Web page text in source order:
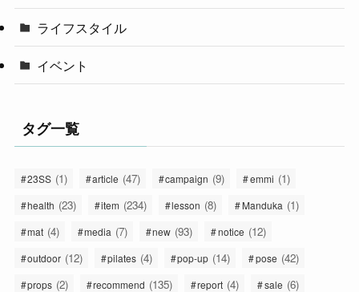
ライフスタイル
イベント
タグ一覧
23SS (1) article (47) campaign (9) emmi (1)
health (23) item (234) lesson (8) Manduka (1)
mat (4) media (7) new (93) notice (12)
outdoor (12) pilates (4) pop-up (14) pose (42)
props (2) recommend (135) report (4) sale (6)